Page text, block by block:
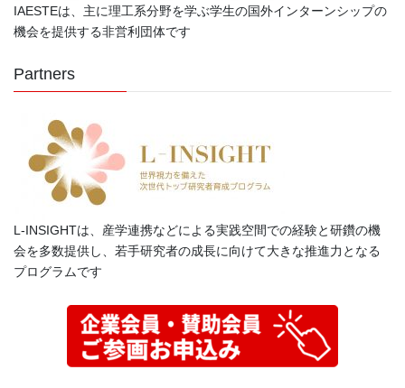
IAESTEは、主に理工系分野を学ぶ学生の国外インターンシップの
機会を提供する非営利団体です
Partners
L-INSIGHTは、産学連携などによる実践空間での経験と研鑽の機
会を多数提供し、若手研究者の成長に向けて大きな推進力となる
プログラムです